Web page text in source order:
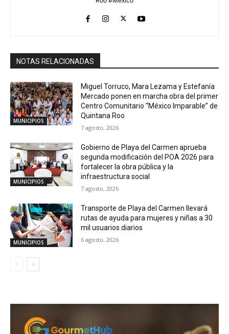
NOTAS RELACIONADAS
MUNICIPIOS
Miguel Torruco, Mara Lezama y Estefanía
Mercado ponen en marcha obra del primer
Centro Comunitario “México Imparable” de
Quintana Roo
7 agosto, 2026
MUNICIPIOS
Gobierno de Playa del Carmen aprueba
segunda modificación del POA 2026 para
fortalecer la obra pública y la
infraestructura social
7 agosto, 2026
MUNICIPIOS
Transporte de Playa del Carmen llevará
rutas de ayuda para mujeres y niñas a 30
mil usuarios diarios
6 agosto, 2026